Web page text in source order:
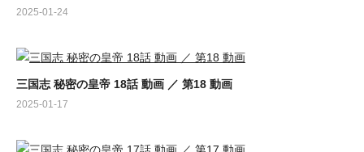
2025-01-24
三国志 秘密の皇帝 18話 動画 ／ 第18 動画
2025-01-17